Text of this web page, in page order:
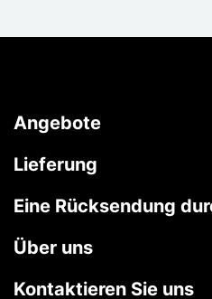
Angebote
Lieferung
Eine Rücksendung
Über uns
Kontaktieren Sie uns